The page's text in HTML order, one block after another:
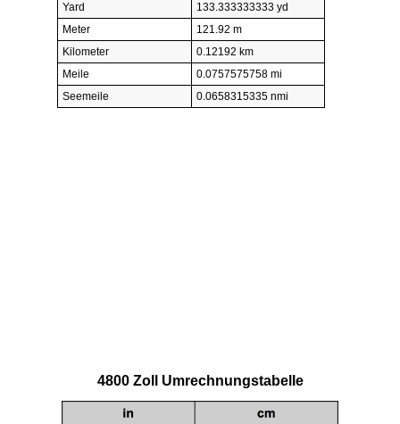
Yard
133.333333333 yd
Meter
121.92 m
Kilometer
0.12192 km
Meile
0.0757575758 mi
Seemeile
0.0658315335 nmi
4800 Zoll Umrechnungstabelle